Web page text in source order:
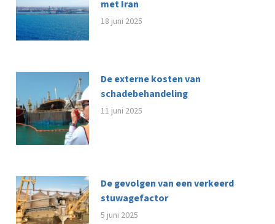
met Iran
18 juni 2025
De externe kosten van
schadebehandeling
11 juni 2025
De gevolgen van een verkeerd
stuwagefactor
5 juni 2025